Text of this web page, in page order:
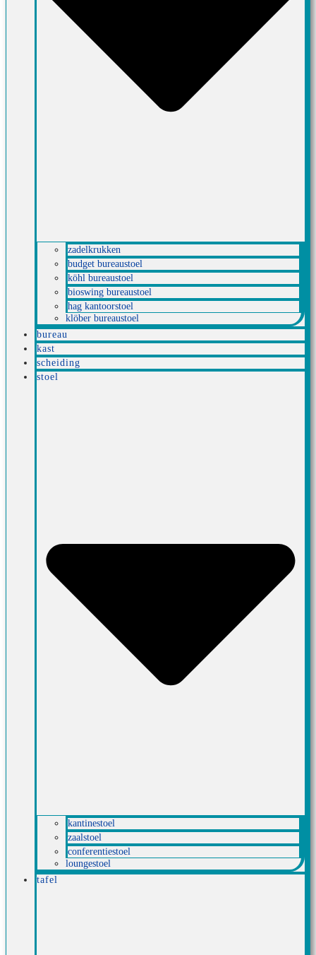
zadelkrukken
budget bureaustoel
köhl bureaustoel
bioswing bureaustoel
hag kantoorstoel
klöber bureaustoel
bureau
kast
scheiding
stoel
kantinestoel
zaalstoel
conferentiestoel
loungestoel
tafel